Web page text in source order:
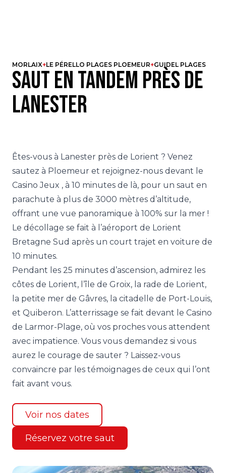
MORLAIX LE PÉRELLO PLAGES PLOEMEUR GUIDEL PLAGES
Sautentandem prèsde
Lanester
Êtes-vous à Lanester près de Lorient ? Venez
sautez à Ploemeur et rejoignez-nous devant le
Casino Jeux , à 10 minutes de là, pour un saut en
parachute à plus de 3000 mètres d’altitude,
offrant une vue panoramique à 100% sur la mer !
Le décollage se fait à l’aéroport de Lorient
Bretagne Sud après un court trajet en voiture de
10 minutes.
Pendant les 25 minutes d’ascension, admirez les
côtes de Lorient, l’île de Groix, la rade de Lorient,
la petite mer de Gâvres, la citadelle de Port-Louis,
et Quiberon. L’atterrissage se fait devant le Casino
de Larmor-Plage, où vos proches vous attendent
avec impatience. Vous vous demandez si vous
aurez le courage de sauter ? Laissez-vous
convaincre par les témoignages de ceux qui l’ont
fait avant vous.
Voir nos dates
Réservez votre saut